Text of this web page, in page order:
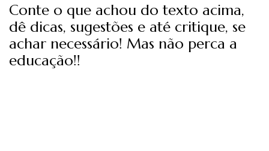
Conte o que achou do texto acima,
dê dicas, sugestões e até critique, se
achar necessário! Mas não perca a
educação!!